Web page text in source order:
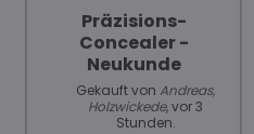
Präzisions-
Concealer -
Neukunde
Gekauft von Andreas,
Holzwickede, vor 3
Stunden.